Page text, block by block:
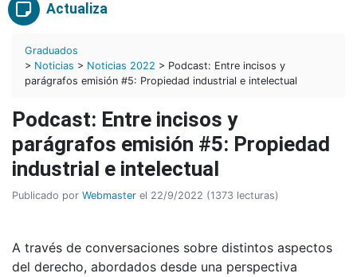
Actualiza
Graduados
> Noticias > Noticias 2022 > Podcast: Entre incisos y
parágrafos emisión #5: Propiedad industrial e intelectual
Podcast: Entre incisos y
parágrafos emisión #5: Propiedad
industrial e intelectual
Publicado por Webmaster el 22/9/2022 (1373 lecturas)
A través de conversaciones sobre distintos aspectos
del derecho, abordados desde una perspectiva